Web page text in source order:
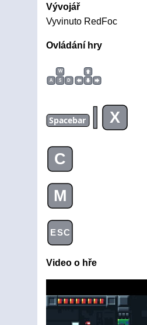
Vývojář
Vyvinuto RedFoc
Ovládání hry
W
A
S D
Spacebar | X
C
M
ESC
Video o hře